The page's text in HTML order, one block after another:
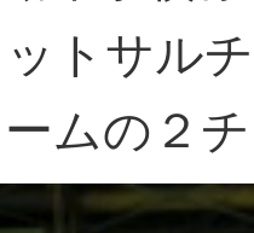
トサル
ムの２